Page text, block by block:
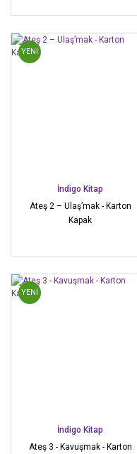
YENİ
İndigo Kitap
Ateş 2 – Ulaş’mak - Karton
Kapak
YENİ
İndigo Kitap
Ateş 3 - Kavuşmak - Karton